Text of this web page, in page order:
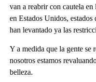
van a reabrir con cautela en
en Estados Unidos,
han levantado ya las
Y a medida que la gente se
nosotros estamos
belleza.